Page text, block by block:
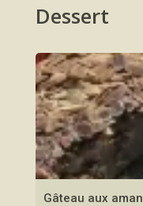
Dessert
Gâteau aux